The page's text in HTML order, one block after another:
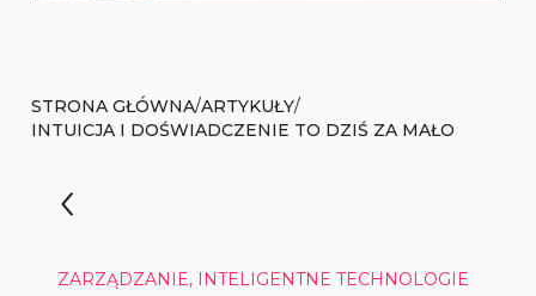
STRONA GŁÓWNA/ARTYKUŁY/
INTUICJA I DOŚWIADCZENIE TO DZIŚ ZA MAŁO
ZARZĄDZANIE, INTELIGENTNE TECHNOLOGIE